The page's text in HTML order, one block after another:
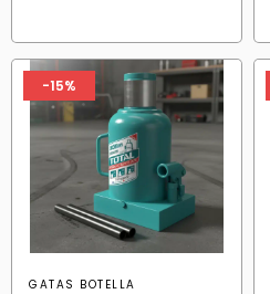
-15%
GATAS BOTELLA